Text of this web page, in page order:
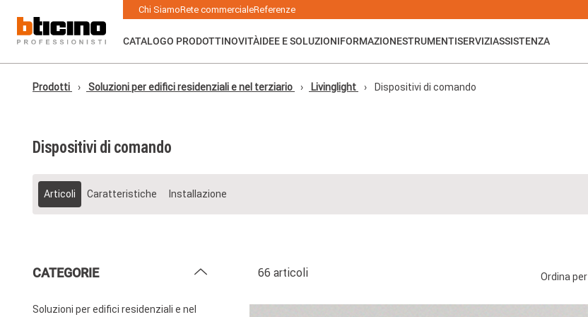
Chi SiamoRete commercialeReferenze
CATALOGO PRODOTTINOVITÀIDEE E SOLUZIONIFORMAZIONESTRUMENTISERVIZIASSISTENZA
Prodotti Soluzioni per edifici residenziali e nel terziario Livinglight Dispositivi di comando
Dispositivi di comando
Articoli Caratteristiche Installazione
CATEGORIE
Soluzioni per edifici residenziali e nel
66 articoli Ordina per